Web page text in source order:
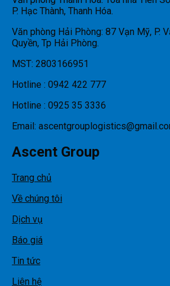
P. Hạc Thành, Thanh Hóa.
Văn phòng Hải Phòng: 87 Vạn Mỹ, P.
Quyền, Tp Hải Phòng.
MST: 2803166951
Hotline : 0942 422 777
Hotline : 0925 35 3336
Email:
Ascent Group
Trang chủ
Về chúng tôi
Dịch vụ
Báo giá
Tin tức
Liên hệ